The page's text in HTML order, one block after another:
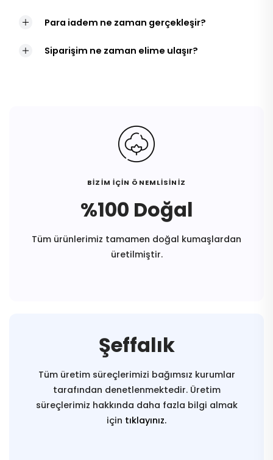
Para iadem ne zaman gerçekleşir?
Siparişim ne zaman elime ulaşır?
BİZİM İÇİN ÖNEMLİSİNİZ
%100 Doğal
Tüm ürünlerimiz tamamen doğal kumaşlardan
üretilmiştir.
Şeffalık
Tüm üretim süreçlerimizi bağımsız kurumlar
tarafından denetlenmektedir. Üretim
süreçlerimiz hakkında daha fazla bilgi almak
için tıklayınız.